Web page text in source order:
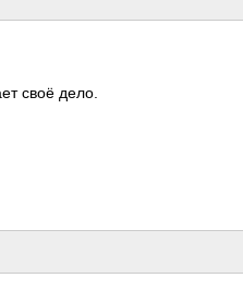
своё дело.